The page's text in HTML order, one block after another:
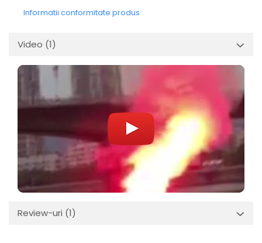
Informatii conformitate produs
Video (1)
Review-uri (1)